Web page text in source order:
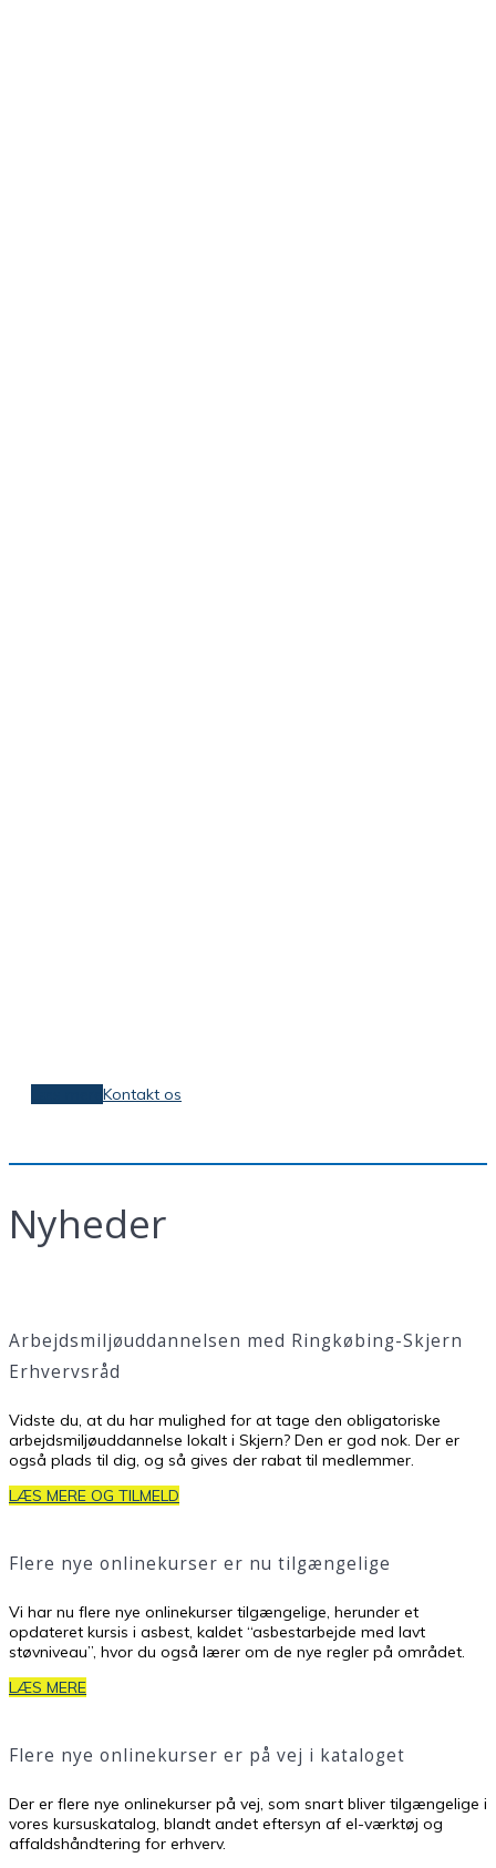
Kontakt os
Nyheder
Arbejdsmiljøuddannelsen med Ringkøbing-Skjern
Erhvervsråd
Vidste du, at du har mulighed for at tage den obligatoriske
arbejdsmiljøuddannelse lokalt i Skjern? Den er god nok. Der er
også plads til dig, og så gives der rabat til medlemmer.
LÆS MERE OG TILMELD
Flere nye onlinekurser er nu tilgængelige
Vi har nu flere nye onlinekurser tilgængelige, herunder et
opdateret kursis i asbest, kaldet “asbestarbejde med lavt
støvniveau”, hvor du også lærer om de nye regler på området.
LÆS MERE
Flere nye onlinekurser er på vej i kataloget
Der er flere nye onlinekurser på vej, som snart bliver tilgængelige i
vores kursuskatalog, blandt andet eftersyn af el-værktøj og
affaldshåndtering for erhverv.